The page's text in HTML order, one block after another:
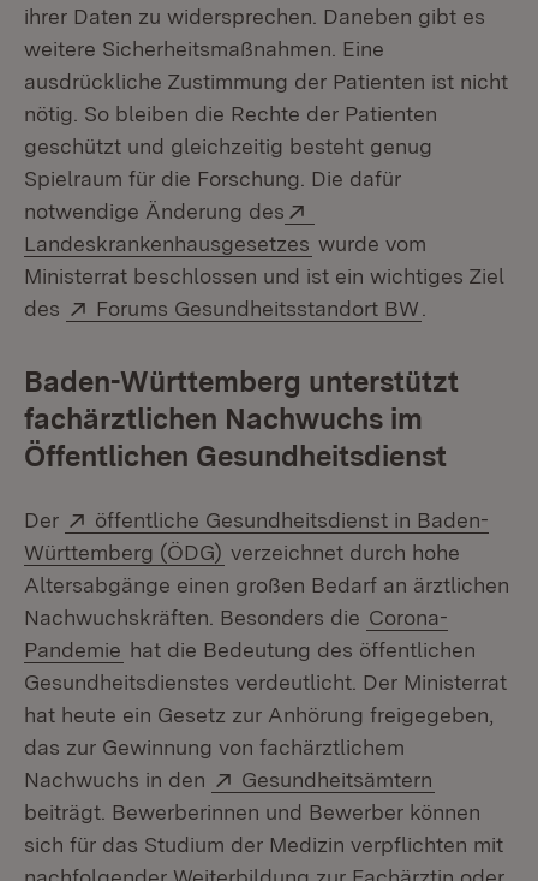
ihrer Daten zu widersprechen. Daneben gibt es
weitere Sicherheitsmaßnahmen. Eine
ausdrückliche Zustimmung der Patienten ist nicht
nötig. So bleiben die Rechte der Patienten
geschützt und gleichzeitig besteht genug
Spielraum für die Forschung. Die dafür
notwendige Änderung des
Landeskrankenhausgesetzes (Öffnet in neuem
wurde vom
Ministerrat beschlossen und ist ein wichtiges Ziel
des
Extern:
Forums Gesundheitsstandort BW
Baden-Württemberg unterstützt
fachärztlichen Nachwuchs im
Öffentlichen Gesundheitsdienst
Der Extern:
öffentliche Gesundheitsdienst in Baden-
Württemberg (ÖDG) (Öffnet in neuem Fenster)
verzeichnet durch hohe
Altersabgänge einen großen Bedarf an ärztlichen
Nachwuchskräften. Besonders die Corona-
Pandemie hat die Bedeutung des öffentlichen
Gesundheitsdienstes verdeutlicht. Der Ministerrat
hat heute ein Gesetz zur Anhörung freigegeben,
das zur Gewinnung von fachärztlichem
Nachwuchs in den
Extern:
Gesundheitsämtern
beiträgt. Bewerberinnen und Bewerber können
sich für das Studium der Medizin verpflichten mit